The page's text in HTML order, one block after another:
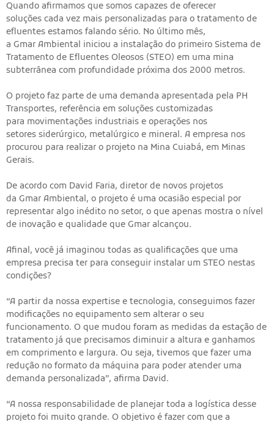
Quando afirmamos que somos capazes de oferecer
soluções cada vez mais personalizadas para o tratamento de
efluentes estamos falando sério. No último mês,
a Gmar Ambiental iniciou a instalação do primeiro Sistema de
Tratamento de Efluentes Oleosos (STEO) em uma mina
subterrânea com profundidade próxima dos 2000 metros.
O projeto faz parte de uma demanda apresentada pela PH
Transportes, referência em soluções customizadas
para movimentações industriais e operações nos
setores siderúrgico, metalúrgico e mineral. A empresa nos
procurou para realizar o projeto na Mina Cuiabá, em Minas
Gerais.
De acordo com David Faria, diretor de novos projetos
da Gmar Ambiental, o projeto é uma ocasião especial por
representar algo inédito no setor, o que apenas mostra o nível
de inovação e qualidade que Gmar alcançou.
Afinal, você já imaginou todas as qualificações que uma
empresa precisa ter para conseguir instalar um STEO nestas
condições?
“A partir da nossa expertise e tecnologia, conseguimos fazer
modificações no equipamento sem alterar o seu
funcionamento. O que mudou foram as medidas da estação de
tratamento já que precisamos diminuir a altura e ganhamos
em comprimento e largura. Ou seja, tivemos que fazer uma
redução no formato da máquina para poder atender uma
demanda personalizada”, afirma David.
“A nossa responsabilidade de planejar toda a logística desse
projeto foi muito grande. O objetivo é fazer com que a